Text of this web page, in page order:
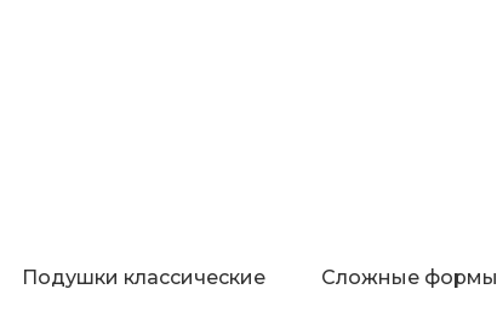
Подушки классические Сложные формы